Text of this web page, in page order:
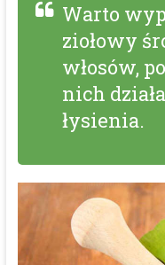
Warto
ziołowy
włosów,
nich
łysienia.